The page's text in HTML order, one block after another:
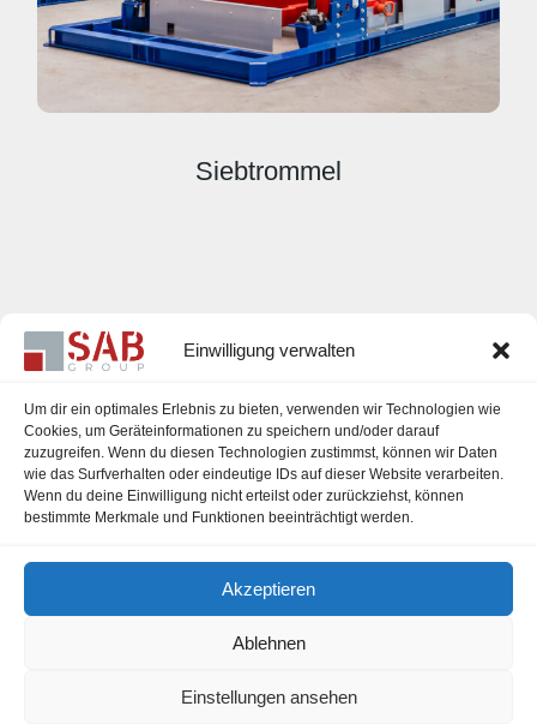
Einwilligung verwalten
Um dir ein optimales Erlebnis zu bieten, verwenden wir Technologien wie
Cookies, um Geräteinformationen zu speichern und/oder darauf
zuzugreifen. Wenn du diesen Technologien zustimmst, können wir Daten
wie das Surfverhalten oder eindeutige IDs auf dieser Website verarbeiten.
Wenn du deine Einwilligung nicht erteilst oder zurückziehst, können
bestimmte Merkmale und Funktionen beeinträchtigt werden.
Akzeptieren
Ablehnen
Einstellungen ansehen
Siebtrommel
Karriere
Impressum
Datenschutzerklärung
Cookie-Richtlinie (EU)
office@sab-group.com